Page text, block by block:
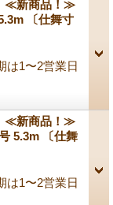
≪新商品！≫
〔仕舞寸
は1〜2営業日
≪新商品！≫
5.3m 〔仕舞
は1〜2営業日